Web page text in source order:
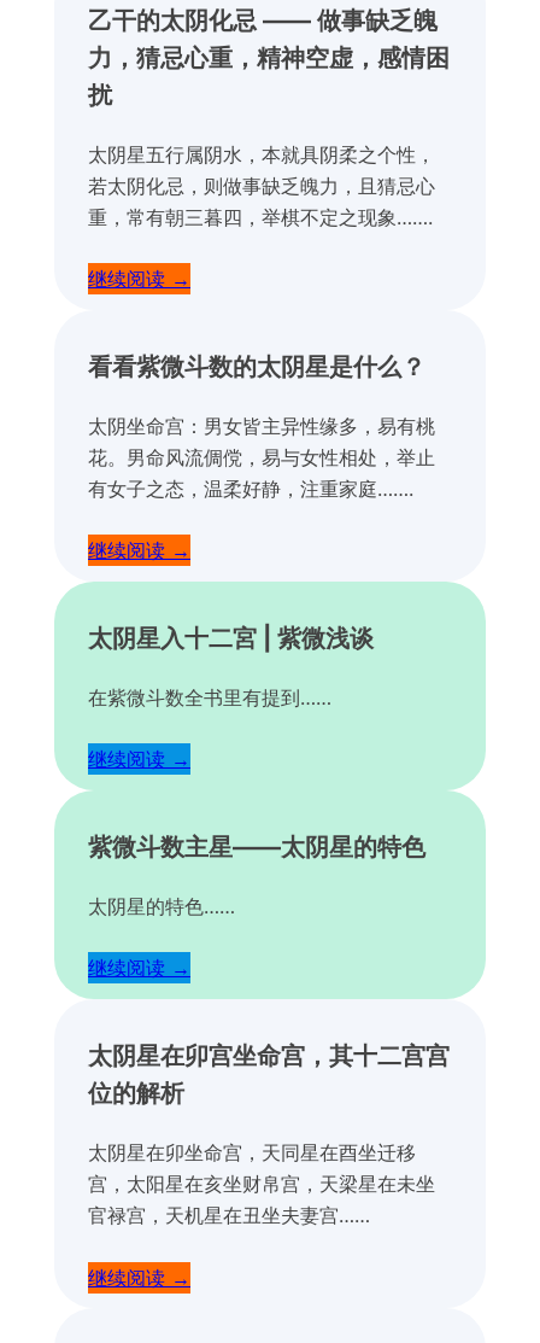
乙干的太阴化忌 —— 做事缺乏魄
力，猜忌心重，精神空虚，感情困
扰
太阴星五行属阴水，本就具阴柔之个性，
若太阴化忌，则做事缺乏魄力，且猜忌心
重，常有朝三暮四，举棋不定之现象…….
继续阅读 →
看看紫微斗数的太阴星是什么？
太阴坐命宫：男女皆主异性缘多，易有桃
花。男命风流倜傥，易与女性相处，举止
有女子之态，温柔好静，注重家庭…….
继续阅读 →
太阴星入十二宮 | 紫微浅谈
在紫微斗数全书里有提到……
继续阅读 →
紫微斗数主星——太阴星的特色
太阴星的特色……
继续阅读 →
太阴星在卯宫坐命宫，其十二宫宫
位的解析
太阴星在卯坐命宫，天同星在酉坐迁移
宫，太阳星在亥坐财帛宫，天梁星在未坐
官禄宫，天机星在丑坐夫妻宫……
继续阅读 →